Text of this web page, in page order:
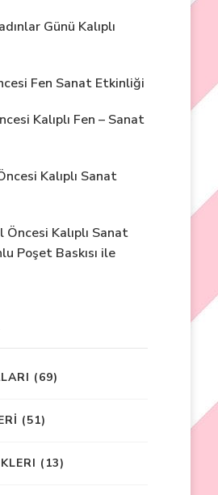
Günü Kalıplı
Fen Sanat Etkinliği
Kalıplı Fen – Sanat
Kalıplı Sanat
Kalıplı Sanat
Poşet Baskısı ile
(69)
(51)
(13)